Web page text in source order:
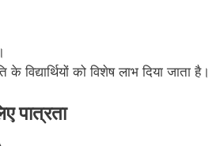
को विशेष लाभ दिया जाता है।